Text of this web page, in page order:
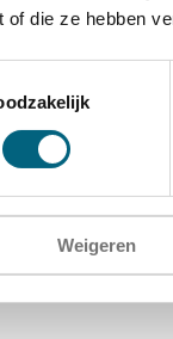
of die ze hebben
Weigeren
x 485 mm
x 375 mm
legborden: 3
bodem